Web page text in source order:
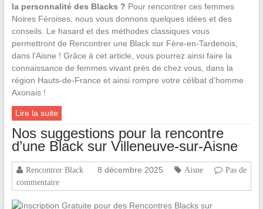
la personnalité des Blacks ? Pour rencontrer ces femmes
Noires Féroises, nous vous donnons quelques idées et des
conseils. Le hasard et des méthodes classiques vous
permettront de Rencontrer une Black sur Fère-en-Tardenois,
dans l’Aisne ! Grâce à cet article, vous pourrez ainsi faire la
connaissance de femmes vivant près de chez vous, dans la
région Hauts-de-France et ainsi rompre votre célibat d’homme
Axonais !
Lire la suite
Nos suggestions pour la rencontre
d’une Black sur Villeneuve-sur-Aisne
Rencontrer Black 8 décembre 2025 Aisne
Pas de
commentaire